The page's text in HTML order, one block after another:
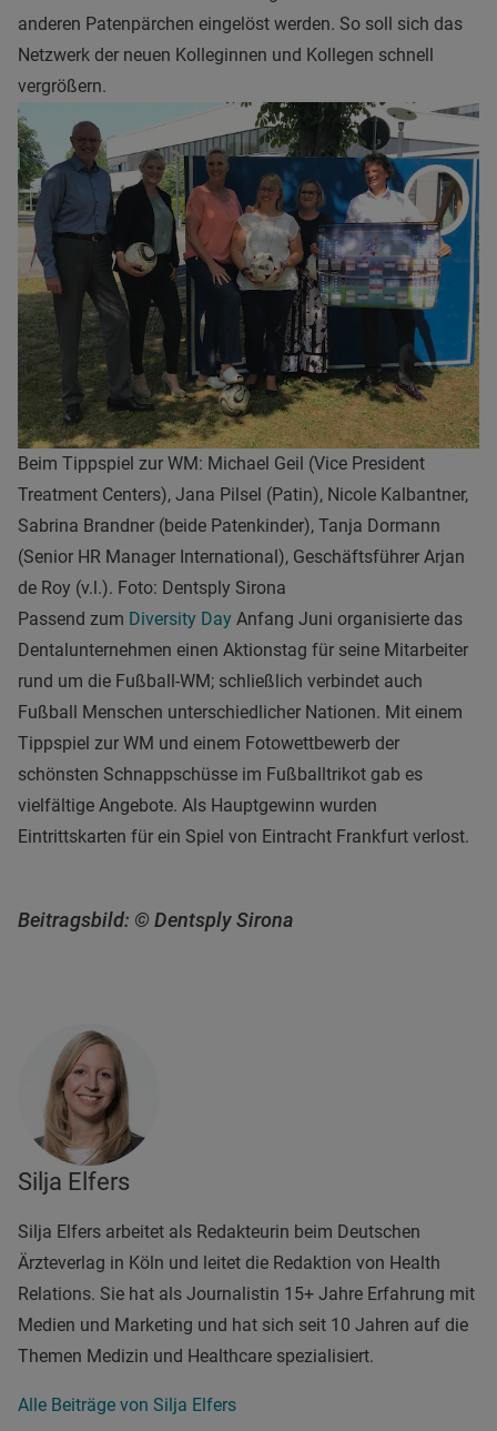
anderen Patenpärchen eingelöst werden. So soll sich das
Netzwerk der neuen Kolleginnen und Kollegen schnell
vergrößern.
Beim Tippspiel zur WM: Michael Geil (Vice President
Treatment Centers), Jana Pilsel (Patin), Nicole Kalbantner,
Sabrina Brandner (beide Patenkinder), Tanja Dormann
(Senior HR Manager International), Geschäftsführer Arjan
de Roy (v.l.). Foto: Dentsply Sirona
Passend zum Diversity Day Anfang Juni organisierte das
Dentalunternehmen einen Aktionstag für seine Mitarbeiter
rund um die Fußball-WM; schließlich verbindet auch
Fußball Menschen unterschiedlicher Nationen. Mit einem
Tippspiel zur WM und einem Fotowettbewerb der
schönsten Schnappschüsse im Fußballtrikot gab es
vielfältige Angebote. Als Hauptgewinn wurden
Eintrittskarten für ein Spiel von Eintracht Frankfurt verlost.
Beitragsbild: © Dentsply Sirona
Silja Elfers
Silja Elfers arbeitet als Redakteurin beim Deutschen
Ärzteverlag in Köln und leitet die Redaktion von Health
Relations. Sie hat als Journalistin 15+ Jahre Erfahrung mit
Medien und Marketing und hat sich seit 10 Jahren auf die
Themen Medizin und Healthcare spezialisiert.
Alle Beiträge von Silja Elfers